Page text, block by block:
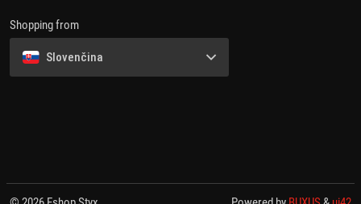
Shopping from
Slovenčina